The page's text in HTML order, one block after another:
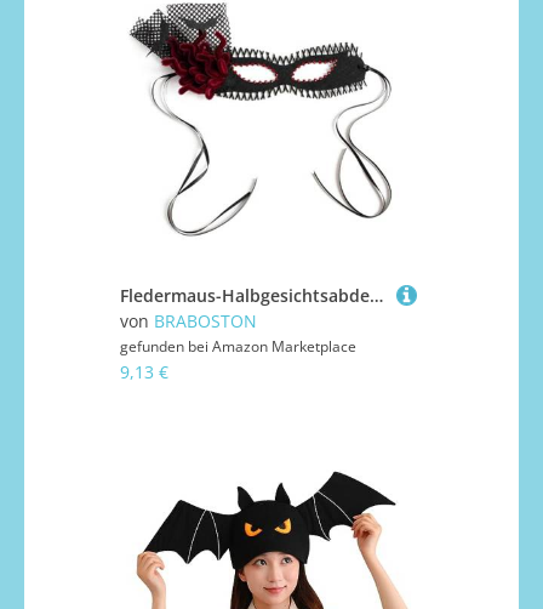
Fledermaus-Halbgesichtsabdeckung für Halloween, schwarz, Filz, Gothic-Maske mit verstellbaren Bändern, Karneval
von BRABOSTON
gefunden bei Amazon Marketplace
9,13 €